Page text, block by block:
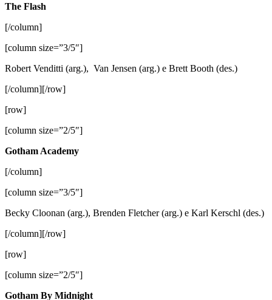
The Flash
[/column]
[column size=”3/5″]
Robert Venditti (arg.), Van Jensen (arg.) e Brett Booth (des.)
[/column][/row]
[row]
[column size=”2/5″]
Gotham Academy
[/column]
[column size=”3/5″]
Becky Cloonan (arg.), Brenden Fletcher (arg.) e Karl Kerschl (des.)
[/column][/row]
[row]
[column size=”2/5″]
Gotham By Midnight